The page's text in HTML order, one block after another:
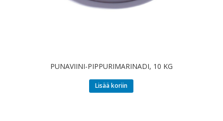
PUNAVIINI-PIPPURIMARINADI, 10 KG
Lisää koriin